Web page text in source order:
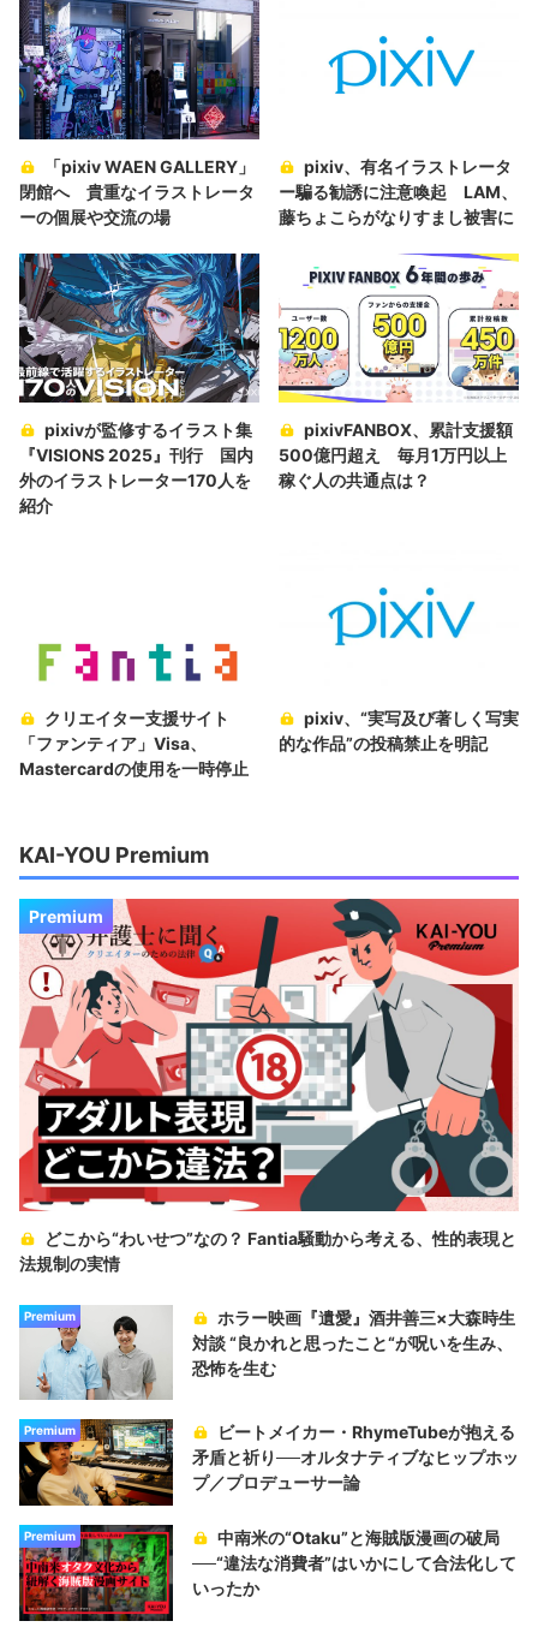
「pixiv WAEN GALLERY」
閉館へ 貴重なイラストレータ
ーの個展や交流の場
pixiv、有名イラストレータ
ー騙る勧誘に注意喚起 LAM、
藤ちょこらがなりすまし被害に
pixivが監修するイラスト集
『VISIONS 2025』刊行 国内
外のイラストレーター170人を
紹介
pixivFANBOX、累計支援額
500億円超え 毎月1万円以上
稼ぐ人の共通点は？
クリエイター支援サイト
「ファンティア」Visa、
Mastercardの使用を一時停止
pixiv、“実写及び著しく写実
的な作品”の投稿禁止を明記
KAI-YOU Premium
Premium
どこから“わいせつ”なの？ Fantia騒動から考える、性的表現と
法規制の実情
Premium
ホラー映画『遺愛』酒井善三×大森時生
対談 “良かれと思ったこと“が呪いを生み、
恐怖を生む
Premium
ビートメイカー・RhymeTubeが抱える
矛盾と祈り──オルタナティブなヒップホッ
プ／プロデューサー論
Premium
中南米の“Otaku”と海賊版漫画の破局
──“違法な消費者”はいかにして合法化して
いったか